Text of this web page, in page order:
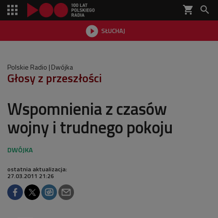
shopping_cart 
 SŁUCHAJ

Polskie Radio Dwójka
Głosy z przeszłości
Wspomnienia z czasów
wojny i trudnego pokoju
ostatnia aktualizacja:
27.03.2011 21:26